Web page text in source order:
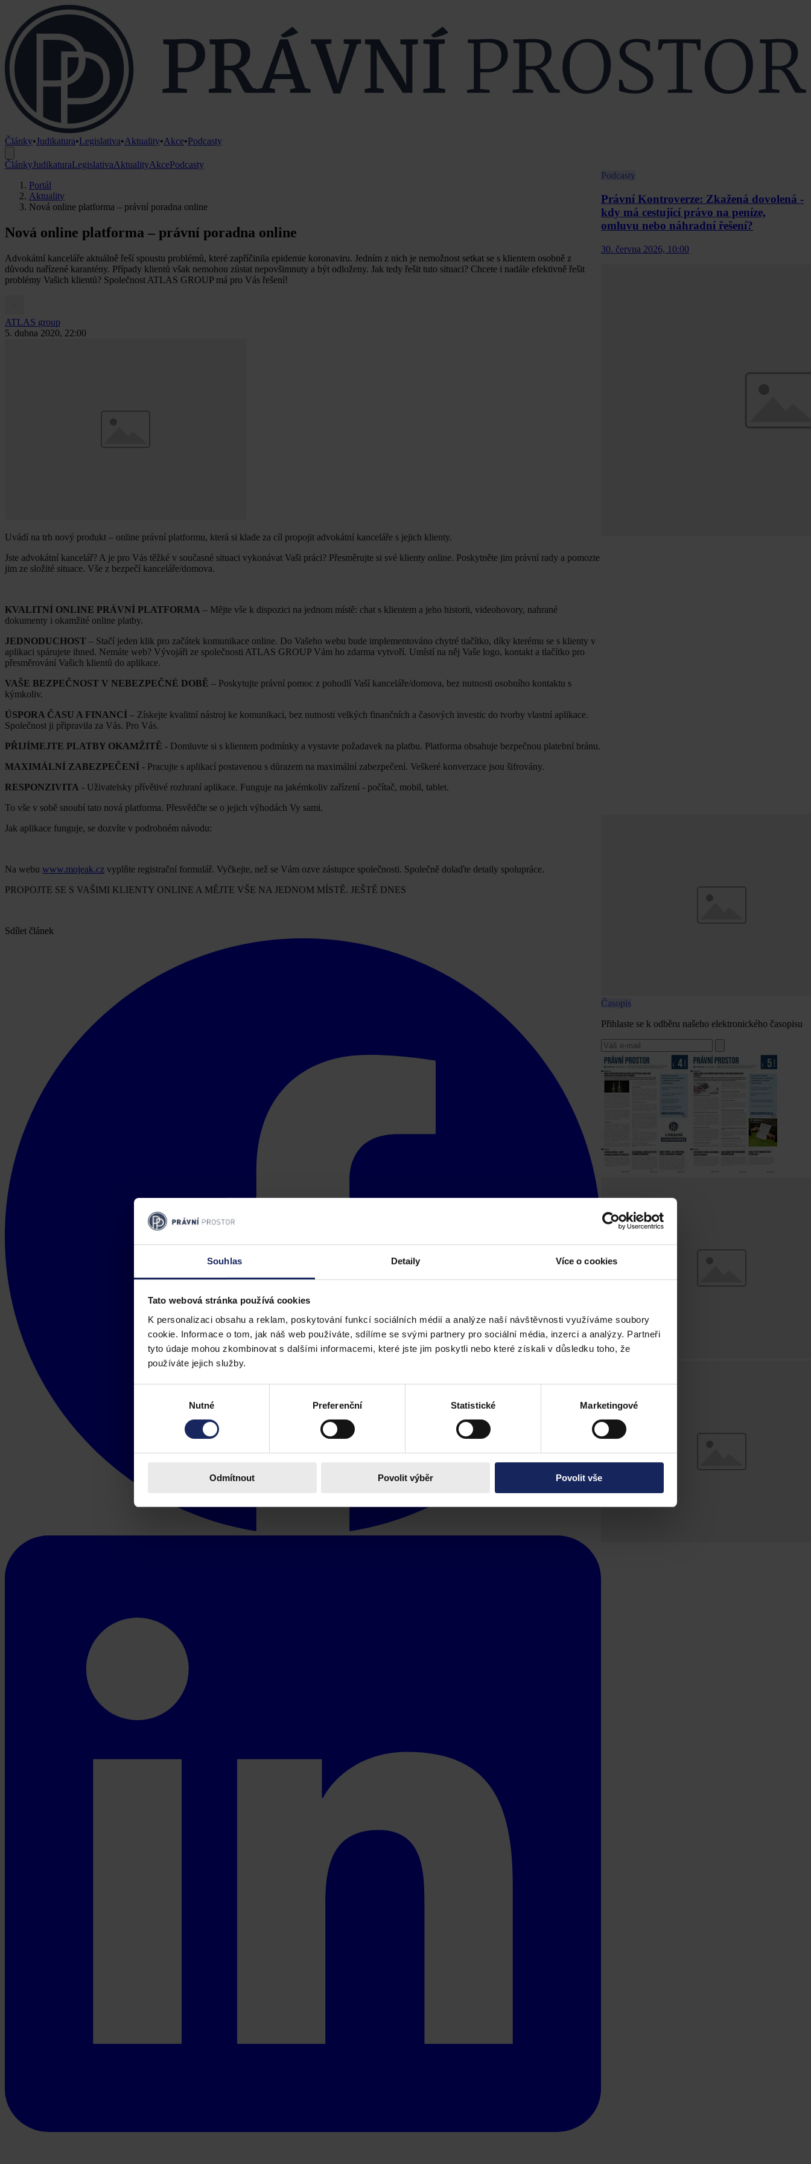
Souhlas Detaily Více o cookies
Tato webová stránka používá cookies
K personalizaci obsahu a reklam, poskytování funkcí sociálních médií a analýze naší návštěvnosti využíváme soubory
cookie. Informace o tom, jak náš web používáte, sdílíme se svými partnery pro sociální média, inzerci a analýzy. Partneři
tyto údaje mohou zkombinovat s dalšími informacemi, které jste jim poskytli nebo které získali v důsledku toho, že
používáte jejich služby.
Nutné Preferenční Statistické Marketingové
Odmítnout Povolit výběr Povolit vše
Články•Judikatura•Legislativa•Aktuality•Akce•Podcasty
ČlánkyJudikaturaLegislativaAktualityAkcePodcasty
Portál
Aktuality
Nová online platforma – právní poradna online
Nová online platforma – právní poradna online
Advokátní kanceláře aktuálně řeší spoustu problémů, které zapříčinila epidemie koronaviru. Jedním z nich je nemožnost setkat se s klientem osobně z
důvodu nařízené karantény. Případy klientů však nemohou zůstat nepovšimnuty a být odloženy. Jak tedy řešit tuto situaci? Chcete i nadále efektivně řešit
problémy Vašich klientů? Společnost ATLAS GROUP má pro Vás řešení!
ATLAS group
5. dubna 2020, 22:00
Uvádí na trh nový produkt – online právní platformu, která si klade za cíl propojit advokátní kanceláře s jejich klienty.
Jste advokátní kancelář? A je pro Vás těžké v současné situaci vykonávat Vaši práci? Přesměrujte si své klienty online. Poskytněte jim právní rady a pomozte
jim ze složité situace. Vše z bezpečí kanceláře/domova.
KVALITNÍ ONLINE PRÁVNÍ PLATFORMA – Mějte vše k dispozici na jednom místě: chat s klientem a jeho historii, videohovory, nahrané
dokumenty i okamžité online platby.
JEDNODUCHOST – Stačí jeden klik pro začátek komunikace online. Do Vašeho webu bude implementováno chytré tlačítko, díky kterému se s klienty v
aplikaci spárujete ihned. Nemáte web? Vývojáři ze společnosti ATLAS GROUP Vám ho zdarma vytvoří. Umístí na něj Vaše logo, kontakt a tlačítko pro
přesměrování Vašich klientů do aplikace.
VAŠE BEZPEČNOST V NEBEZPEČNÉ DOBĚ – Poskytujte právní pomoc z pohodlí Vaší kanceláře/domova, bez nutnosti osobního kontaktu s
kýmkoliv.
ÚSPORA ČASU A FINANCÍ – Získejte kvalitní nástroj ke komunikaci, bez nutnosti velkých finančních a časových investic do tvorby vlastní aplikace.
Společnost ji připravila za Vás. Pro Vás.
PŘIJÍMEJTE PLATBY OKAMŽITĚ - Domluvte si s klientem podmínky a vystavte požadavek na platbu. Platforma obsahuje bezpečnou platební bránu.
MAXIMÁLNÍ ZABEZPEČENÍ - Pracujte s aplikací postavenou s důrazem na maximální zabezpečení. Veškeré konverzace jsou šifrovány.
RESPONZIVITA - Uživatelsky přívětivé rozhraní aplikace. Funguje na jakémkoliv zařízení - počítač, mobil, tablet.
To vše v sobě snoubí tato nová platforma. Přesvědčte se o jejich výhodách Vy sami.
Jak aplikace funguje, se dozvíte v podrobném návodu:
Na webu www.mojeak.cz vyplňte registrační formulář. Vyčkejte, než se Vám ozve zástupce společnosti. Společně dolaďte detaily spolupráce.
PROPOJTE SE S VAŠIMI KLIENTY ONLINE A MĚJTE VŠE NA JEDNOM MÍSTĚ. JEŠTĚ DNES
Sdílet článek
Podcasty
Právní Kontroverze: Zkažená dovolená -
kdy má cestující právo na peníze,
omluvu nebo náhradní řešení?
30. června 2026, 10:00
Časopis
Přihlaste se k odběru našeho elektronického časopisu